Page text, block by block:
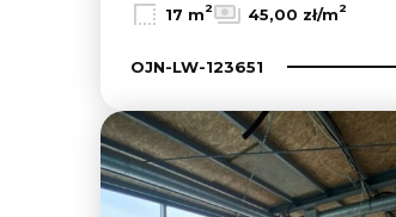
17 m2 45,00 zł/m2
OJN-LW-123651